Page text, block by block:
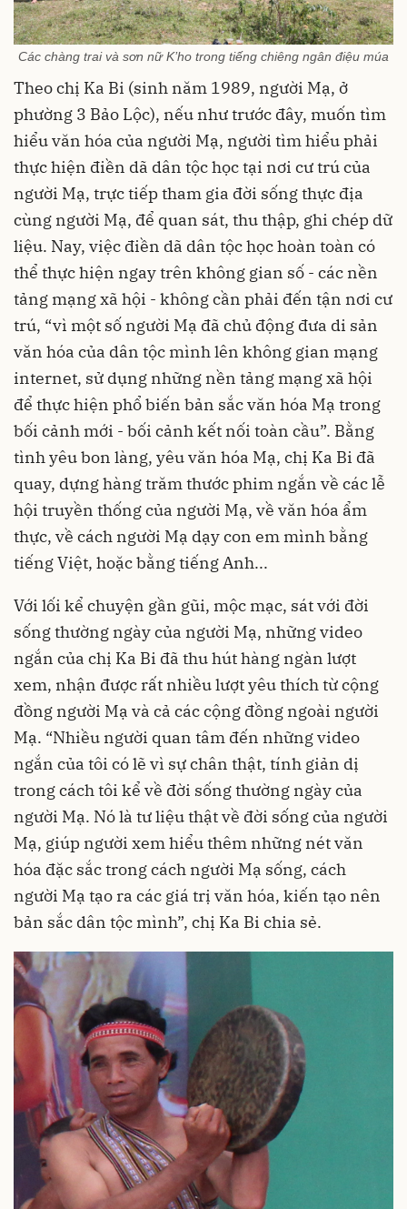
Các chàng trai và sơn nữ K’ho trong tiếng chiêng ngân điệu múa
Theo chị Ka Bi (sinh năm 1989, người Mạ, ở
phường 3 Bảo Lộc), nếu như trước đây, muốn tìm
hiểu văn hóa của người Mạ, người tìm hiểu phải
thực hiện điền dã dân tộc học tại nơi cư trú của
người Mạ, trực tiếp tham gia đời sống thực địa
cùng người Mạ, để quan sát, thu thập, ghi chép dữ
liệu. Nay, việc điền dã dân tộc học hoàn toàn có
thể thực hiện ngay trên không gian số - các nền
tảng mạng xã hội - không cần phải đến tận nơi cư
trú, “vì một số người Mạ đã chủ động đưa di sản
văn hóa của dân tộc mình lên không gian mạng
internet, sử dụng những nền tảng mạng xã hội
để thực hiện phổ biến bản sắc văn hóa Mạ trong
bối cảnh mới - bối cảnh kết nối toàn cầu”. Bằng
tình yêu bon làng, yêu văn hóa Mạ, chị Ka Bi đã
quay, dựng hàng trăm thước phim ngắn về các lễ
hội truyền thống của người Mạ, về văn hóa ẩm
thực, về cách người Mạ dạy con em mình bằng
tiếng Việt, hoặc bằng tiếng Anh...
Với lối kể chuyện gần gũi, mộc mạc, sát với đời
sống thường ngày của người Mạ, những video
ngắn của chị Ka Bi đã thu hút hàng ngàn lượt
xem, nhận được rất nhiều lượt yêu thích từ cộng
đồng người Mạ và cả các cộng đồng ngoài người
Mạ. “Nhiều người quan tâm đến những video
ngắn của tôi có lẽ vì sự chân thật, tính giản dị
trong cách tôi kể về đời sống thường ngày của
người Mạ. Nó là tư liệu thật về đời sống của người
Mạ, giúp người xem hiểu thêm những nét văn
hóa đặc sắc trong cách người Mạ sống, cách
người Mạ tạo ra các giá trị văn hóa, kiến tạo nên
bản sắc dân tộc mình”, chị Ka Bi chia sẻ.